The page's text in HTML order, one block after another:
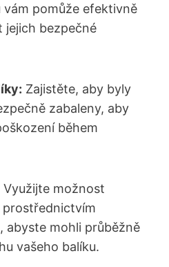
pomůže ⁤efektivně
jejich ⁢bezpečné
​Zajistěte, ⁢aby⁢ byly
zabaleny, ⁤aby
během
Využijte možnost
prostřednictvím
abyste mohli průběžně
vašeho balíku.